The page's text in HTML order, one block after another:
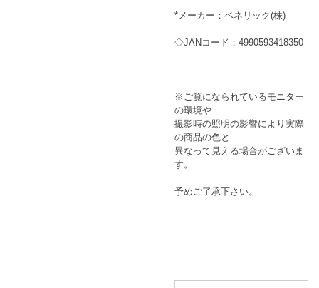
*メーカー：ベネリック(株)
◇JANコード：4990593418350
※ご覧になられているモニター
の環境や
撮影時の照明の影響により実際
の商品の色と
異なって見える場合がございま
す。
予めご了承下さい。